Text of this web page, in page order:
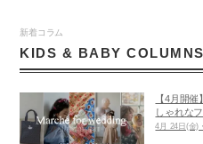
新着コラム
KIDS & BABY COLUMNS
【4月開
しゃれな
4月 24日(金)